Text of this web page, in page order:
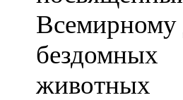
бездомных
животных